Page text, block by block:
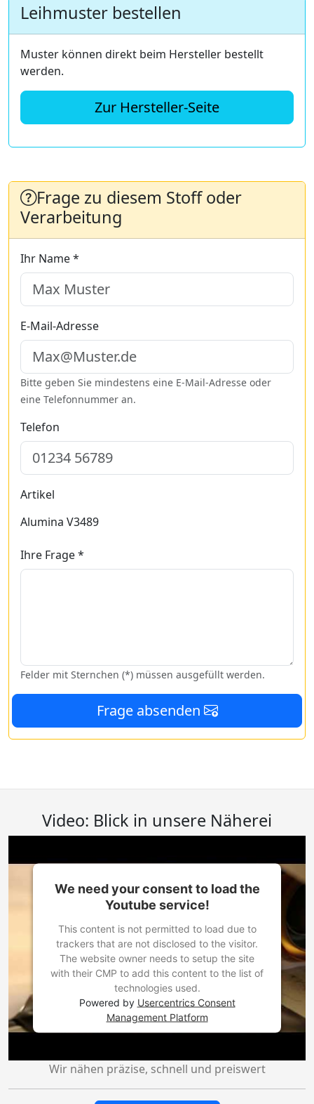
Leihmuster bestellen
Muster können direkt beim Hersteller bestellt
werden.
Zur Hersteller-Seite
Frage zu diesem Stoff oder
Verarbeitung
Ihr Name *
E-Mail-Adresse
Bitte geben Sie mindestens eine E-Mail-Adresse oder
eine Telefonnummer an.
Telefon
Artikel
Alumina V3489
Ihre Frage *
Felder mit Sternchen (*) müssen ausgefüllt werden.
Frage absenden
Video: Blick in unsere Näherei
We need your consent to load the
Youtube service!
This content is not permitted to load due to
trackers that are not disclosed to the visitor.
The website owner needs to setup the site
with their CMP to add this content to the list of
technologies used.
Powered by Usercentrics Consent
Management Platform
Wir nähen präzise, schnell und preiswert